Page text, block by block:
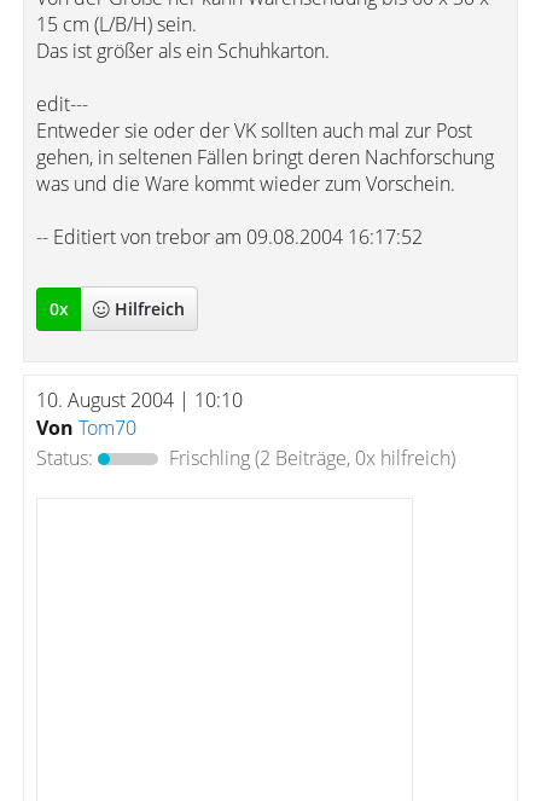
15 cm (L/B/H) sein.
Das ist größer als ein Schuhkarton.
edit---
Entweder sie oder der VK sollten auch mal zur Post
gehen, in seltenen Fällen bringt deren Nachforschung
was und die Ware kommt wieder zum Vorschein.
-- Editiert von trebor am 09.08.2004 16:17:52
0x Hilfreich
10. August 2004 | 10:10
Von Tom70
Status:
Frischling(2 Beiträge, 0x hilfreich)